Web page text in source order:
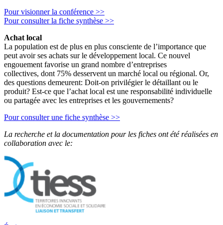
Pour visionner la conférence >>
Pour consulter la fiche synthèse >>
Achat local
La population est de plus en plus consciente de l’importance que
peut avoir ses achats sur le développement local. Ce nouvel
engouement favorise un grand nombre d’entreprises
collectives, dont 75% desservent un marché local ou régional. Or,
des questions demeurent: Doit-on privilégier le détaillant ou le
produit? Est-ce que l’achat local est une responsabilité individuelle
ou partagée avec les entreprises et les gouvernements?
Pour consulter une fiche synthèse >>
La recherche et la documentation pour les fiches ont été réalisées en
collaboration avec le: